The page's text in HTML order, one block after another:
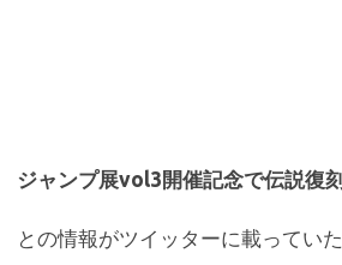
ジャンプ展vol3開催記念で伝説復
との情報がツイッターに載っていた